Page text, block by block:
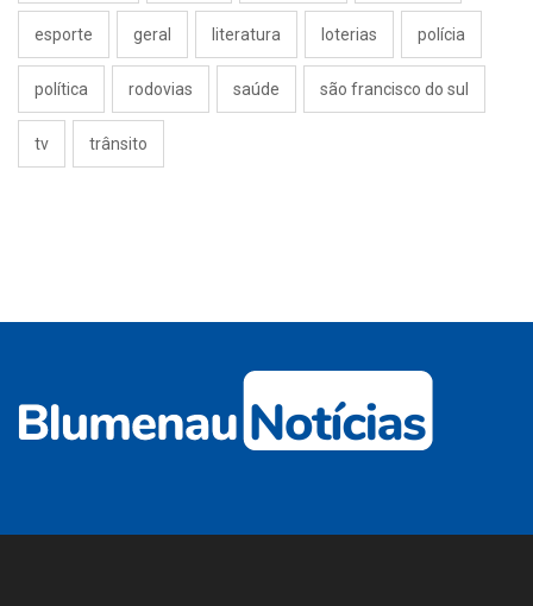
esporte geral literatura loterias polícia
política rodovias saúde são francisco do sul
tv trânsito